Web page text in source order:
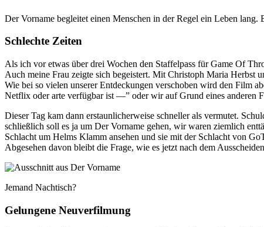
Der Vorname begleitet einen Menschen in der Regel ein Leben
Schlechte Zeiten
Als ich vor etwas über drei Wochen den Staffelpass für Game Of
Auch meine Frau zeigte sich begeistert. Mit Christoph Maria Herbst
Wie bei so vielen unserer Entdeckungen verschoben wird den Film
Netflix oder arte verfügbar ist —” oder wir auf Grund eines anderen
Dieser Tag kam dann erstaunlicherweise schneller als vermutet.
schließlich soll es ja um Der Vorname gehen, wir waren ziemlich
Schlacht um Helms Klamm ansehen und sie mit der Schlacht von
Abgesehen davon bleibt die Frage, wie es jetzt nach dem
Jemand Nachtisch?
Gelungene Neuverfilmung